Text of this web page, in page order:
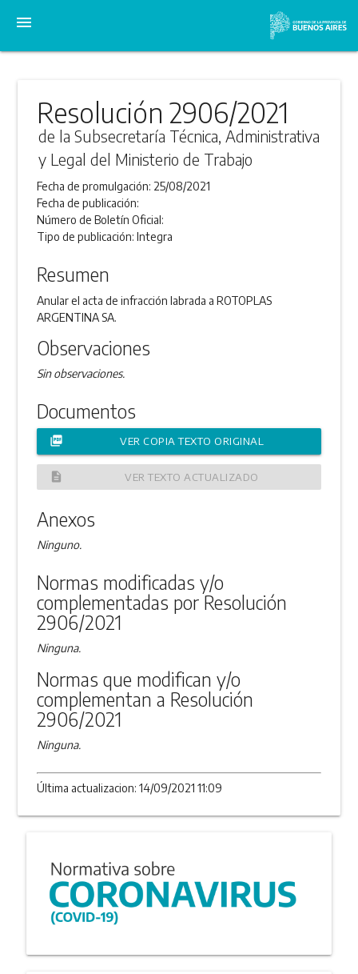
menu
Resolución 2906/2021
de la Subsecretaría Técnica, Administrativa
y Legal del Ministerio de Trabajo
Fecha de promulgación: 25/08/2021
Fecha de publicación:
Número de Boletín Oficial:
Tipo de publicación:Integra
Resumen
Anular el acta de infracción labrada a ROTOPLAS
ARGENTINA SA.
Observaciones
Sin observaciones.
Documentos
picture_as_pdf VER COPIA TEXTO ORIGINAL
description VER TEXTO ACTUALIZADO
Anexos
Ninguno.
Normas modificadas y/o
complementadas por Resolución
2906/2021
Ninguna.
Normas que modifican y/o
complementan a Resolución
2906/2021
Ninguna.
Última actualizacion: 14/09/2021 11:09